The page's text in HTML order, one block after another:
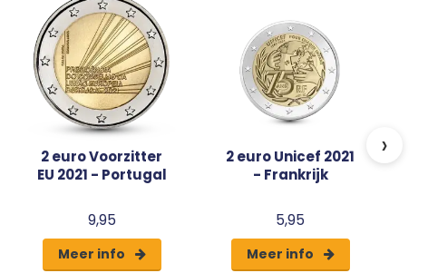
2 euro Voorzitter
EU 2021 - Portugal
9,95
Meer info
2 euro Unicef 2021
- Frankrijk
5,95
Meer info
›